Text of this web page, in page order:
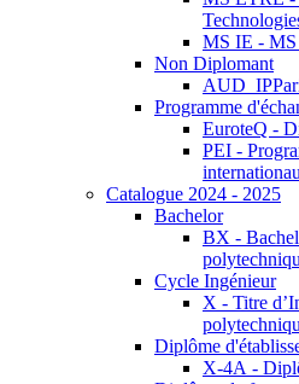
MS IE - MS
Non Diplomant
Programme
EuroteQ -
PEI -
Catalogue 2024 - 2025
Bachelor
BX -
Cycle Ingénieur
X - Titre
Diplôme
X-4A -